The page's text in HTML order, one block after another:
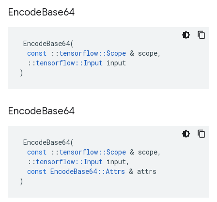
EncodeBase64
EncodeBase64(
const
:: tensorflow ::Scope & scope,
:: tensorflow :: Input input
)
EncodeBase64
EncodeBase64(
const
:: tensorflow ::Scope & scope,
:: tensorflow :: Input input,
const EncodeBase64 ::Attrs & attrs
)